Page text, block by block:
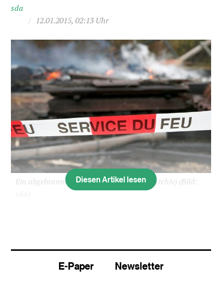
sda
/ 12.01.2015, 02:13 Uhr
Ein abgebrannter Hangar in Reconvilier (Archiv) (Bild:
in der Region gewesen zu sein.
Diesen Artikel lesen
E-Paper Newsletter